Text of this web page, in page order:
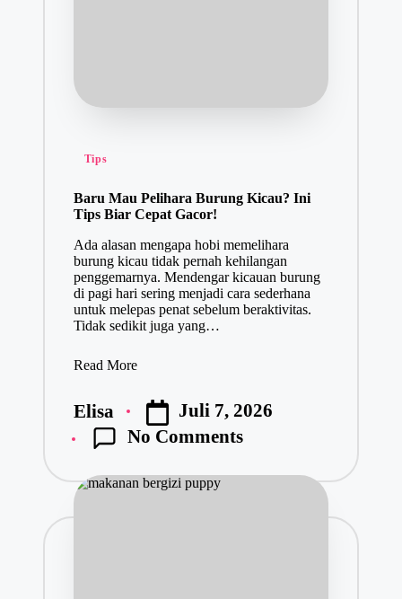
Tips
Baru Mau Pelihara Burung Kicau? Ini
Tips Biar Cepat Gacor!
Ada alasan mengapa hobi memelihara
burung kicau tidak pernah kehilangan
penggemarnya. Mendengar kicauan burung
di pagi hari sering menjadi cara sederhana
untuk melepas penat sebelum beraktivitas.
Tidak sedikit juga yang…
Read More
Elisa
Juli 7, 2026
No Comments